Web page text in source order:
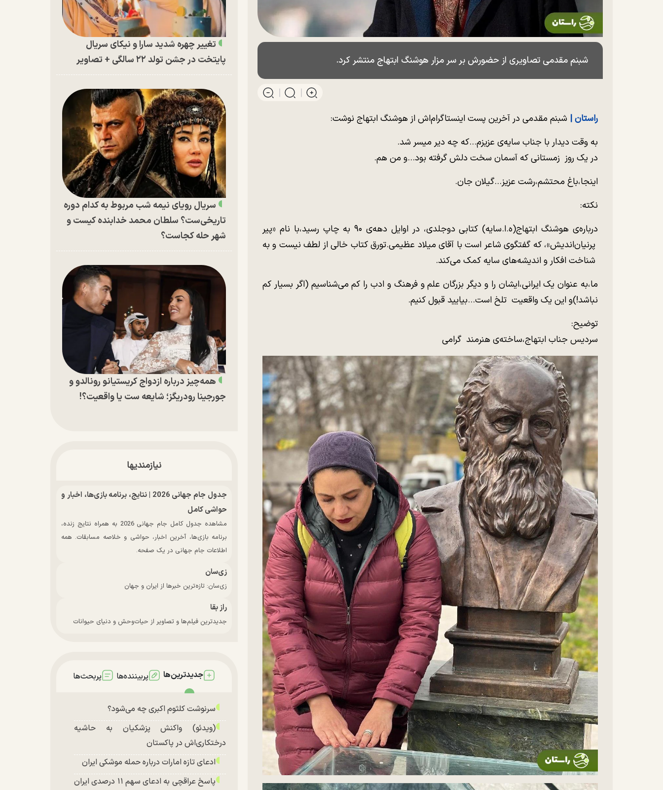
شبنم مقدمی تصاویری از حضورش بر سر مزار هوشنگ ابتهاج منتشر کرد.
راستان | شبنم مقدمی در آخرین پست اینستاگرام‌اش از هوشنگ ابتهاج نوشت:
به وقت دیدار با جناب سایه‌ی عزیزم…که چه دیر میسر شد.
در یک روز زمستانی که آسمان سخت دلش گرفته بود…و من هم.
اینجا،باغ محتشم،رشت عزیز…گیلان جان.
نکته:
درباره‌ی هوشنگ ابتهاج(ه.ا.سایه) کتابی دو‌جلدی، در اوایل دهه‌ی ۹۰ به چاپ رسید،با نام «پیر
پرنیان‌اندیش»، که گفتگوی شاعر است با آقای میلاد عظیمی.تورق کتاب خالی از لطف نیست و به
شناخت افکار و اندیشه‌های سایه کمک می‌کند.
ما،به عنوان یک ایرانی،ایشان را و دیگر بزرگان علم و فرهنگ و ادب را کم می‌شناسیم (اگر بسیار کم
نباشد!)و این یک واقعیت تلخ است…بیایید قبول کنیم.
توضیح:
سردیس جناب ابتهاج،ساخته‌ی هنرمند گرامی
تغییر چهره شدید سارا و نیکای سریال
پایتخت در جشن تولد ۲۲ سالگی + تصاویر
سریال رویای نیمه شب مربوط به کدام دوره
تاریخی‌ست؟ سلطان محمد خدابنده کیست و
شهر حله کجاست؟
همه‌چیز درباره ازدواج کریستیانو رونالدو و
جورجینا رودریگز؛ شایعه ست یا واقعیت؟!
نیازمندیها
جدول جام جهانی 2026 | نتایج، برنامه بازی‌ها، اخبار و
حواشی کامل
مشاهده جدول کامل جام جهانی 2026 به همراه نتایج زنده،
برنامه بازی‌ها، آخرین اخبار، حواشی و خلاصه مسابقات. همه
اطلاعات جام جهانی در یک صفحه.
زی‌سان
زی‌سان: تازه‌ترین خبرها از ایران و جهان
راز بقا
جدیدترین فیلم‌ها و تصاویر از حیات‌وحش و دنیای حیوانات
جدیدترین‌ها پربیننده‌ها پربحث‌ها
سرنوشت کلثوم اکبری چه می‌شود؟
(ویدئو) واکنش پزشکیان به حاشیه
درختکاری‌اش در پاکستان
ادعای تازه امارات درباره حمله موشکی ایران
پاسخ عراقچی به ادعای سهم ۱۱ درصدی ایران